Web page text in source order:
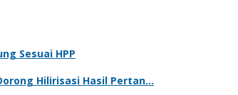
Sesuai HPP
Hilirisasi Hasil Pertan…